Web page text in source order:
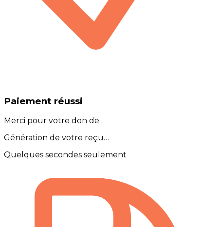
Paiement réussi
Merci pour votre don de .
Génération de votre reçu…
Quelques secondes seulement